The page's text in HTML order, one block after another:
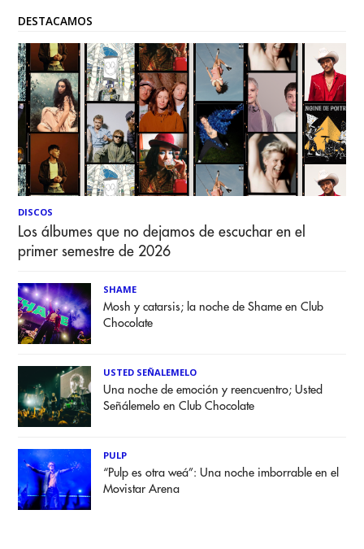
DESTACAMOS
DISCOS
Los álbumes que no dejamos de escuchar en el
primer semestre de 2026
SHAME
Mosh y catarsis; la noche de Shame en Club
Chocolate
USTED SEÑALEMELO
Una noche de emoción y reencuentro; Usted
Señálemelo en Club Chocolate
PULP
“Pulp es otra weá”: Una noche imborrable en el
Movistar Arena